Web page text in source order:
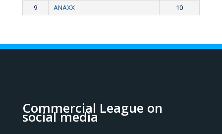
9
ANAXX 10
Commercial League on
social media